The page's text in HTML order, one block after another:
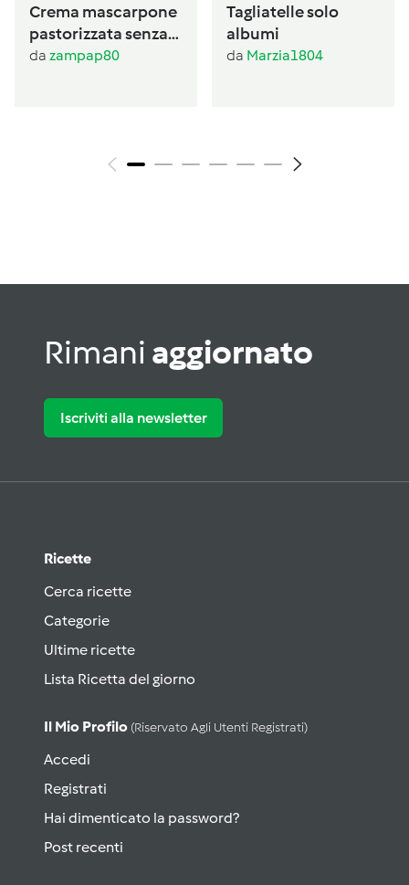
Crema mascarpone
pastorizzata senza
panna
da zampap80
Tagliatelle solo
albumi
da Marzia1804
Rimani aggiornato
Iscriviti alla newsletter
Ricette
Cerca ricette
Categorie
Ultime ricette
Lista Ricetta del giorno
Il Mio Profilo (riservato Agli Utenti Registrati)
Accedi
Registrati
Hai dimenticato la password?
Post recenti